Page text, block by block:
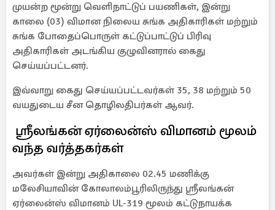
முயன்ற மூன்று வெளிநாட்டுப் பயணிகள், இன்று
காலை (03) விமான நிலைய சுங்க அதிகாரிகள் மற்றும்
சுங்க போதைப்பொருள் கட்டுப்பாட்டுப் பிரிவு
அதிகாரிகள் அடங்கிய குழுவினரால் கைது
செய்யப்பட்டனர்.
இவ்வாறு கைது செய்யப்பட்டவர்கள் 35, 38 மற்றும் 50
வயதுடைய சீன தொழிலதிபர்கள் ஆவர்.
ஸ்ரீலங்கன் ஏர்லைன்ஸ் விமானம் மூலம்
வந்த வர்த்தகர்கள்
அவர்கள் இன்று அதிகாலை 02.45 மணிக்கு
மலேசியாவின் கோலாலம்பூரிலிருந்து ஸ்ரீலங்கன்
ஏர்லைன்ஸ் விமானம் UL-319 மூலம் கட்டுநாயக்க